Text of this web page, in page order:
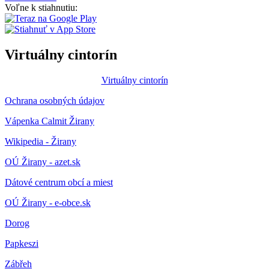
Voľne k stiahnutiu:
Virtuálny cintorín
Virtuálny cintorín
Ochrana osobných údajov
Vápenka Calmit Žirany
Wikipedia - Žirany
OÚ Žirany - azet.sk
Dátové centrum obcí a miest
OÚ Žirany - e-obce.sk
Dorog
Papkeszi
Zábřeh